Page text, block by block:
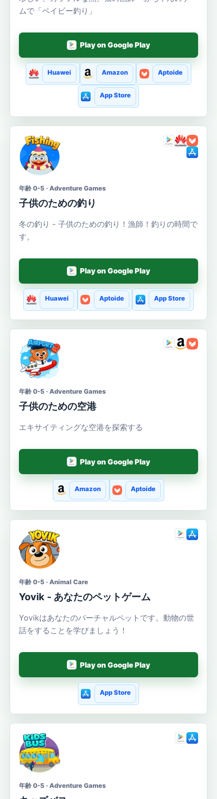
ムで「ベイビー釣り」
Play on Google Play
Huawei Amazon Aptoide
App Store
年齢 0-5 · Adventure Games
子供のための釣り
冬の釣り - 子供のための釣り！漁師！釣りの時間で
す。
Play on Google Play
Huawei Aptoide App Store
年齢 0-5 · Adventure Games
子供のための空港
エキサイティングな空港を探索する
Play on Google Play
Amazon Aptoide
年齢 0-5 · Animal Care
Yovik - あなたのペットゲーム
Yovikはあなたのバーチャルペットです。動物の世
話をすることを学びましょう！
Play on Google Play
App Store
年齢 0-5 · Adventure Games